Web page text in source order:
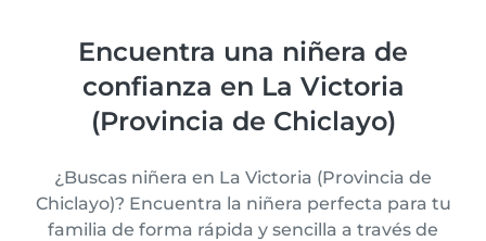
Encuentra una niñera de
confianza en La Victoria
(Provincia de Chiclayo)
¿Buscas niñera en La Victoria (Provincia de
Chiclayo)? Encuentra la niñera perfecta para tu
familia de forma rápida y sencilla a través de